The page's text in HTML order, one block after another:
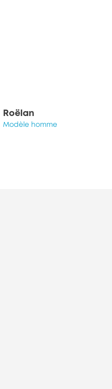
Roëlan
Modèle homme